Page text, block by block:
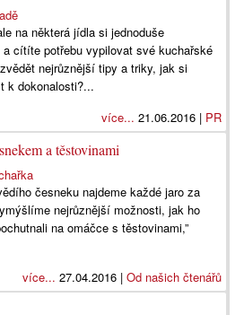
na některá jídla si jednoduše
a cítíte potřebu vypilovat své kuchařské
nejrůznější tipy a triky, jak si
k dokonalosti?...
více... 21.06.2016 | PR
a těstovinami
česneku najdeme každé jaro za
nejrůznější možnosti, jak ho
na omáčce s těstovinami,”
více... 27.04.2016 | Od našich čtenářů